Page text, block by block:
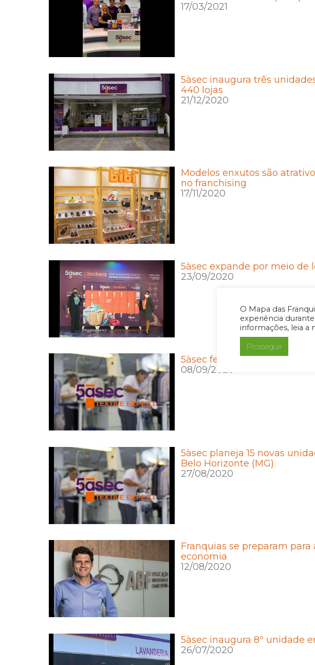
O Mapa das
experiência
informações, leia a
Prosseguir
17/03/2021
5àsec inaugura três
440 lojas
21/12/2020
Modelos enxutos são
no franchising
17/11/2020
5àsec expande por meio de
23/09/2020
5àsec fecha parceria com
08/09/2020
5àsec planeja 15 novas
Belo Horizonte (MG)
27/08/2020
Franquias se preparam
economia
12/08/2020
5àsec inaugura 8º unidade
26/07/2020